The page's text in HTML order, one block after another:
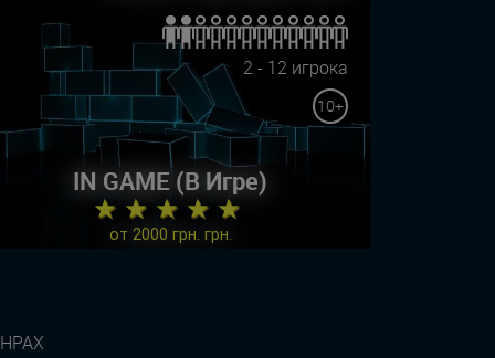
2 - 12 игрока
10+
IN GAME (В Игре)
★ ★ ★ ★ ★
от 2000 грн. грн.